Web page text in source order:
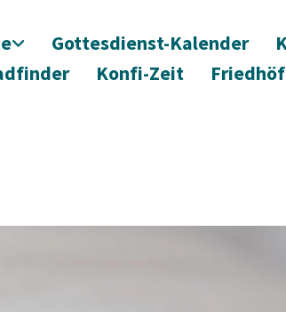
Gottesdienst-Kalender
Konfi-Zeit